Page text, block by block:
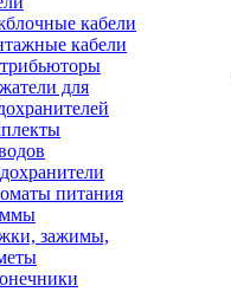
кабели
кабели
для
питания
зажимы,